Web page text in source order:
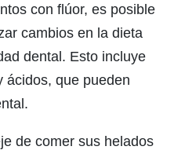
con flúor, es posible
cambios en la dieta
dental. Esto incluye
ácidos, que pueden
de comer sus helados